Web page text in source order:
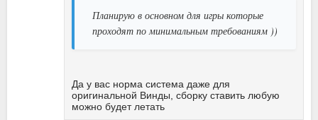
Планирую в основном для игры которые
проходят по минимальным требованиям ))
Да у вас норма система даже для
оригинальной Винды, сборку ставить любую
можно будет летать